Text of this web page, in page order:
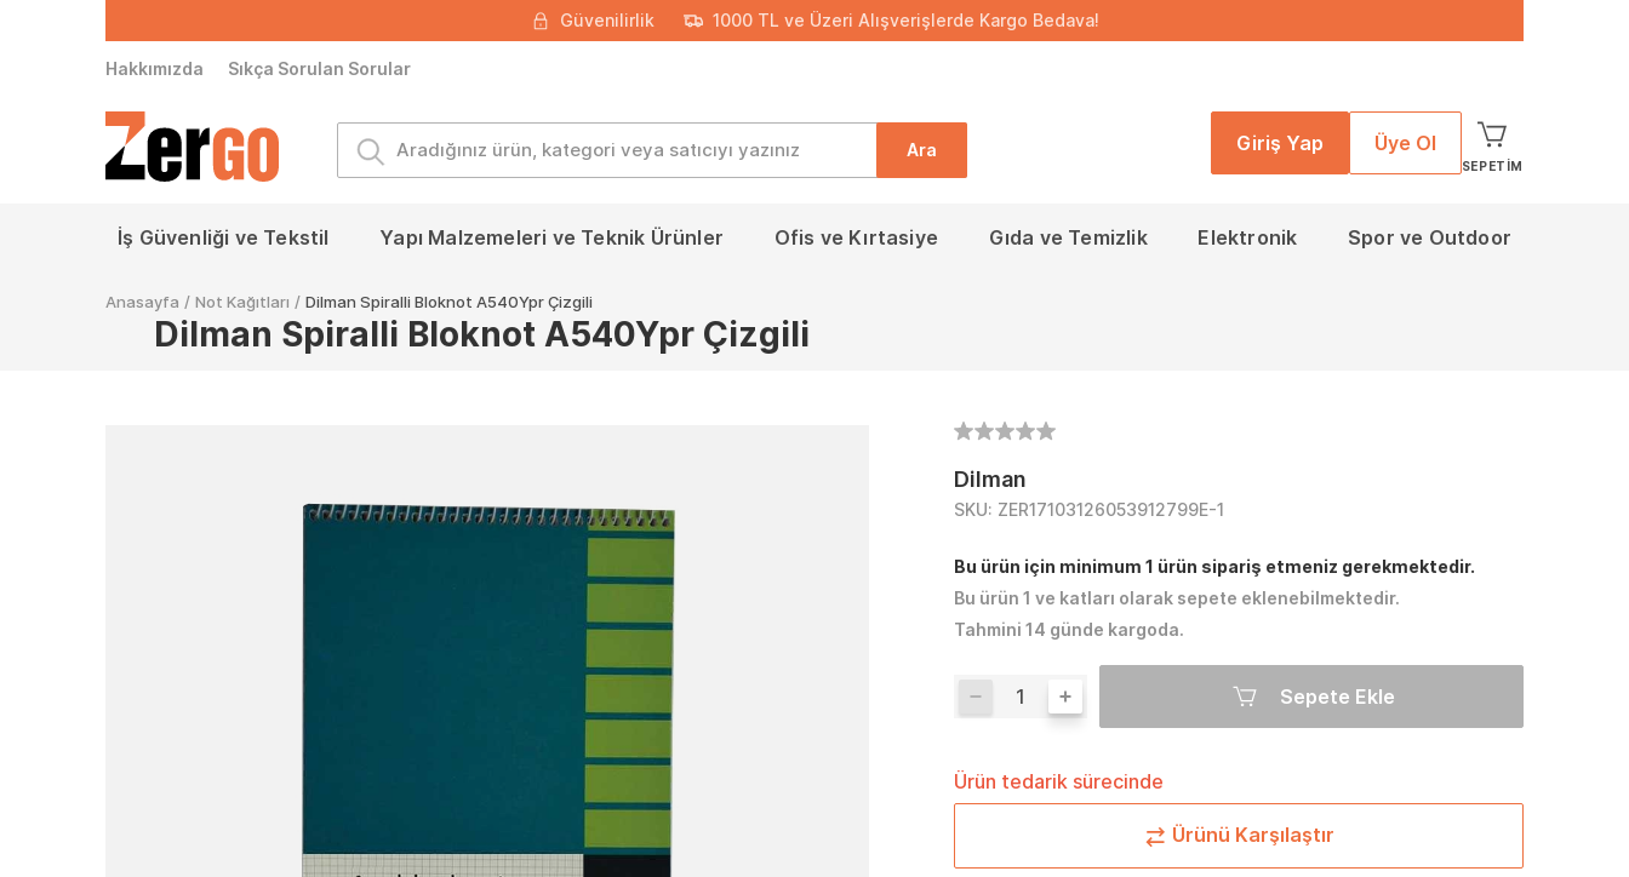
Güvenilirlik 1000 TL ve Üzeri Alışverişlerde Kargo Bedava!
Hakkımızda Sıkça Sorulan Sorular
Ara Giriş Yap Üye Ol
SEPETIM
İş Güvenliği ve Tekstil Yapı Malzemeleri ve Teknik Ürünler Ofis ve Kırtasiye Gıda ve Temizlik Elektronik Spor ve Outdoor
Anasayfa / Not Kağıtları / Dilman Spiralli Bloknot A540Ypr Çizgili
Dilman Spiralli Bloknot A540Ypr Çizgili
Dilman
SKU: ZER17103126053912799E-1
Bu ürün için minimum 1 ürün sipariş etmeniz gerekmektedir.
Bu ürün 1 ve katları olarak sepete eklenebilmektedir.
Tahmini 14 günde kargoda.
Sepete Ekle
Ürün tedarik sürecinde
Ürünü Karşılaştır